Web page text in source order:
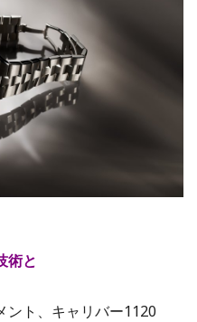
術と
ント、キャリバー1120